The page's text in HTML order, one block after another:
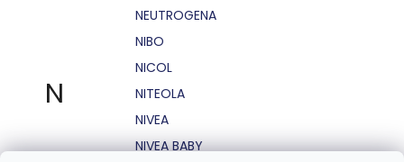
N
NEUTROGENA
NIBO
NICOL
NITEOLA
NIVEA
NIVEA BABY